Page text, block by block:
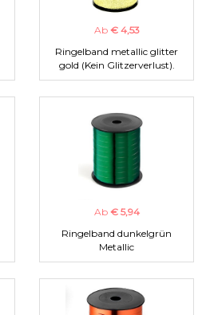
Ab € 4,53
Ringelband metallic glitter
gold (Kein Glitzerverlust).
Ab € 5,94
Ringelband dunkelgrün
Metallic